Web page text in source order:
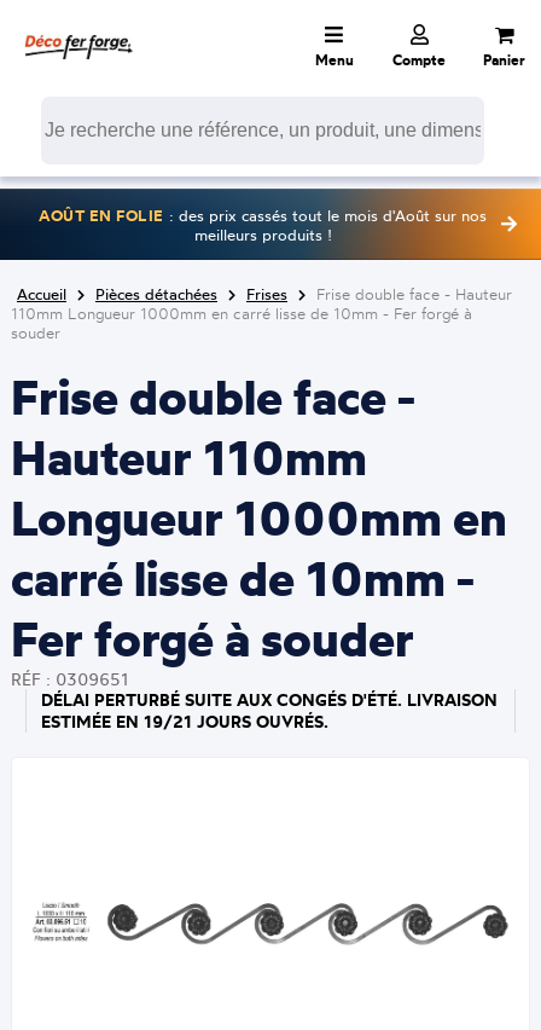
Menu Compte Panier
AOÛT EN FOLIE : des prix cassés tout le mois d'Août sur nos
meilleurs produits !
Accueil Pièces détachées Frises
Frise double face - Hauteur
110mm Longueur 1000mm en carré lisse de 10mm - Fer forgé à
souder
Frise double face -
Hauteur 110mm
Longueur 1000mm en
carré lisse de 10mm -
Fer forgé à souder
RÉF : 0309651
DÉLAI PERTURBÉ SUITE AUX CONGÉS D'ÉTÉ. LIVRAISON
ESTIMÉE EN 19/21 JOURS OUVRÉS.